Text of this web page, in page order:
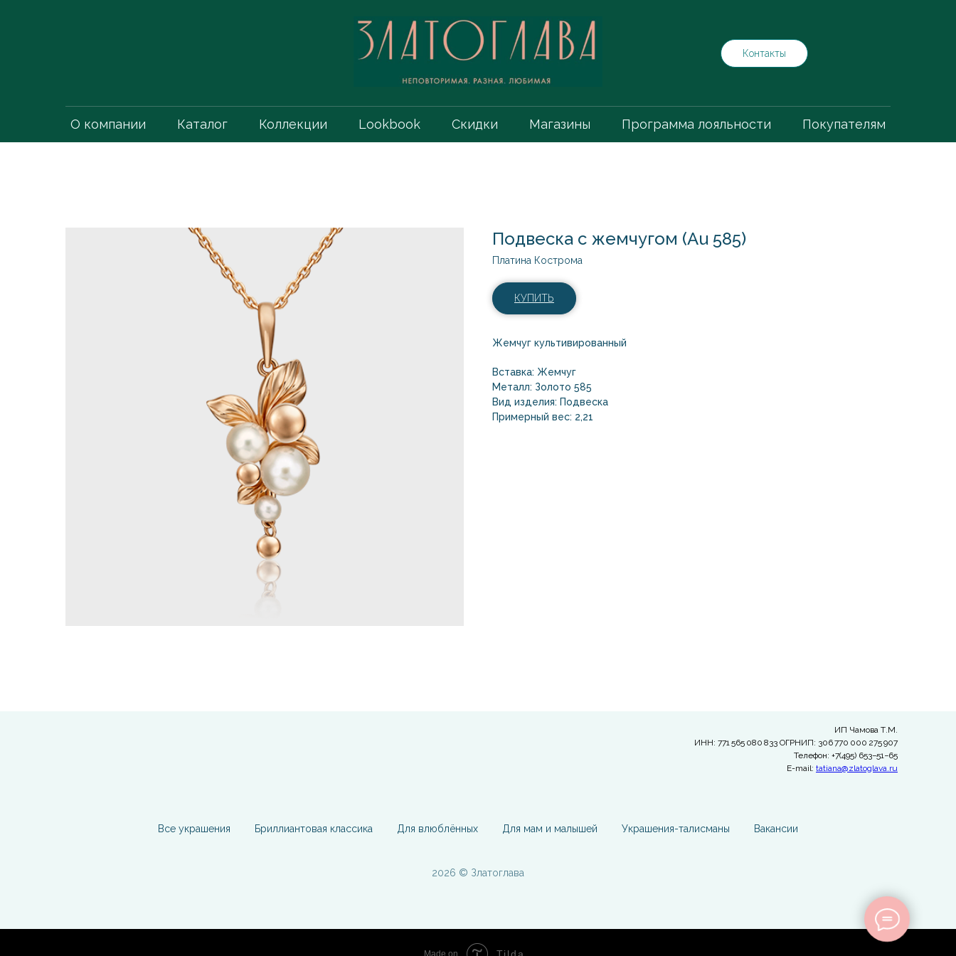
Контакты
О компании Каталог Коллекции Lookbook Скидки Магазины Программа лояльности Покупателям
Подвеска с жемчугом (Au 585)
Платина Кострома
КУПИТЬ
Жемчуг культивированный
Вставка: Жемчуг
Металл: Золото 585
Вид изделия: Подвеска
Примерный вес: 2,21
ИП Чамова Т.М.
ИНН: 771 565 080 833 ОГРНИП: 306 770 000 275 907
Телефон: +7(495) 653−51−65
E-mail: tatiana@zlatoglava.ru
Все украшения Бриллиантовая классика Для влюблённых Для мам и малышей Украшения-талисманы Вакансии
2026 © Златоглава
Made on